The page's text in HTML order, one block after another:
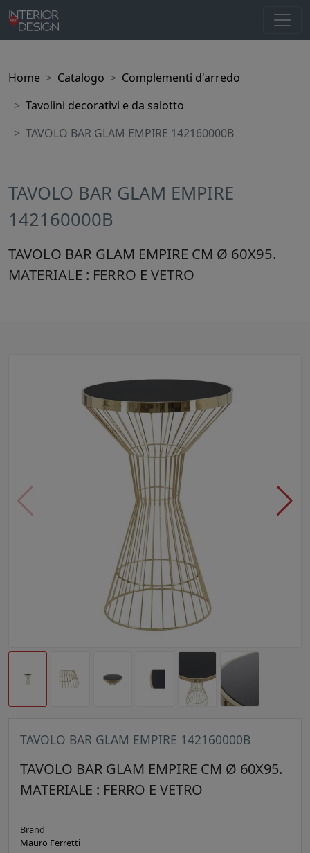
Home Catalogo
Complementi d'arredo
Tavolini decorativi e da salotto
TAVOLO BAR GLAM EMPIRE 142160000B
TAVOLO BAR GLAM EMPIRE
142160000B
TAVOLO BAR GLAM EMPIRE CM Ø 60X95.
MATERIALE : FERRO E VETRO
TAVOLO BAR GLAM EMPIRE 142160000B
TAVOLO BAR GLAM EMPIRE CM Ø 60X95.
MATERIALE : FERRO E VETRO
Brand
Mauro Ferretti